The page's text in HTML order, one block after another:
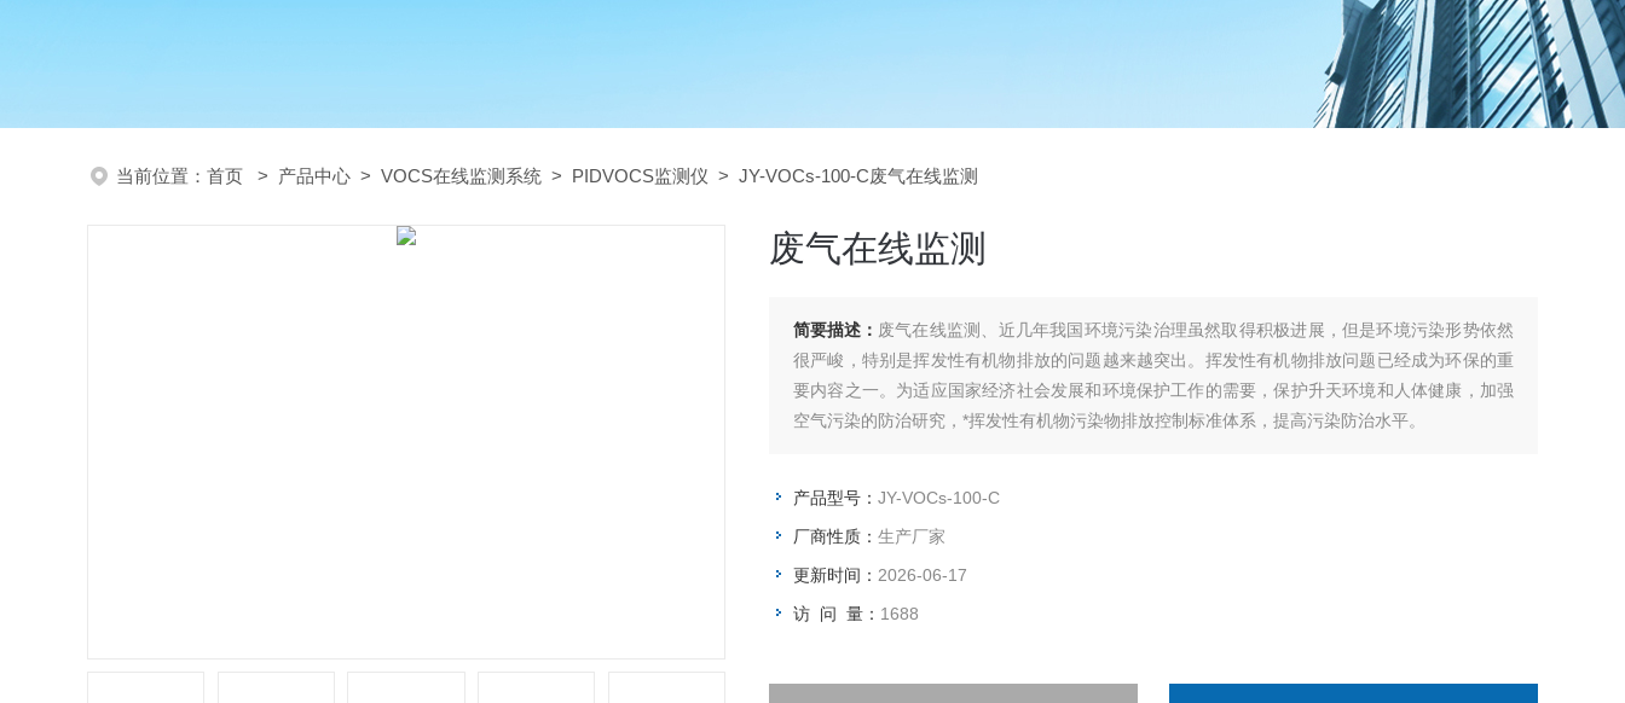
当前位置： 首页 > 产品中心 > VOCS在线监测系统 > PIDVOCS监测仪 > JY-VOCs-100-C废气在线监测
废气在线监测
简要描述： 废气在线监测、近几年我国环境污染治理虽然取得积极进展，但是环境污染形势依然
很严峻，特别是挥发性有机物排放的问题越来越突出。挥发性有机物排放问题已经成为环保的重
要内容之一。为适应国家经济社会发展和环境保护工作的需要，保护升天环境和人体健康，加强
空气污染的防治研究，*挥发性有机物污染物排放控制标准体系，提高污染防治水平。
产品型号： JY-VOCs-100-C
厂商性质： 生产厂家
更新时间： 2026-06-17
访 问 量： 1688